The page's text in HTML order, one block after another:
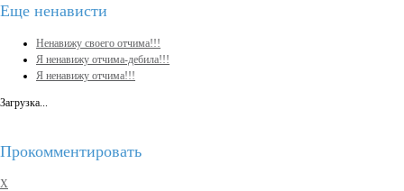
Еще ненависти
Ненавижу своего отчима!!!
Я ненавижу отчима-дебила!!!
Я ненавижу отчима!!!
Загрузка...
Прокомментировать
X